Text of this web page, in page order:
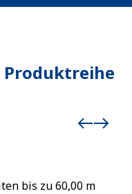
Produktreihe
bis zu 60,00 m